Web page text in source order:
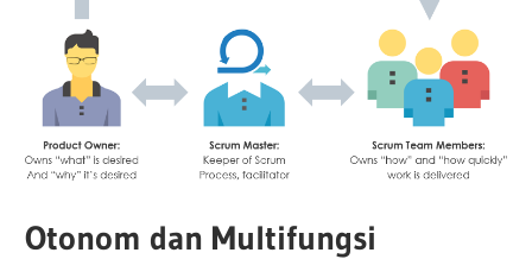
Otonom dan Multifungsi